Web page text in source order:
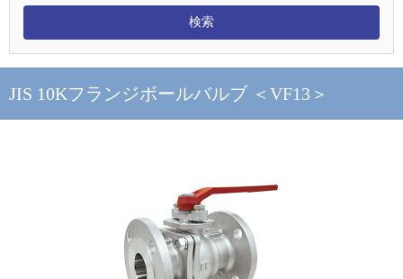
JIS 10Kフランジボールバルブ ＜VF13＞